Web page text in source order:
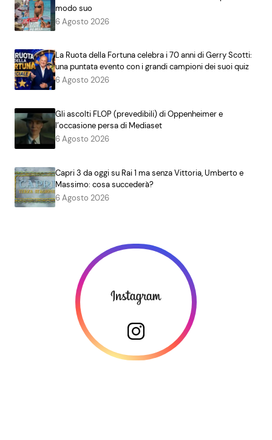
modo suo
6 Agosto 2026
La Ruota della Fortuna celebra i 70 anni di Gerry Scotti:
una puntata evento con i grandi campioni dei suoi quiz
6 Agosto 2026
Gli ascolti FLOP (prevedibili) di Oppenheimer e
l’occasione persa di Mediaset
6 Agosto 2026
Capri 3 da oggi su Rai 1 ma senza Vittoria, Umberto e
Massimo: cosa succederà?
6 Agosto 2026